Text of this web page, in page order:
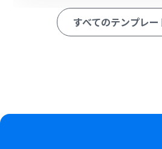
最後に、Microsoft Teamsの「
送る」アクションを設定し、指
が移動された旨と関連情報を通
Microsoft Teamsへの通知設定
すべてのテンプレー